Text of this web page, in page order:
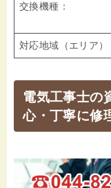
交換機種：
対応地域（エリア）
電気工事士の
心・丁寧に修